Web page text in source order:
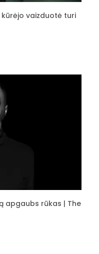
kūrėjo vaizduotė turi
apgaubs rūkas | The